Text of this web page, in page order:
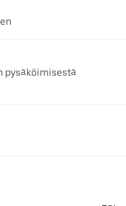
pysäköimisestä